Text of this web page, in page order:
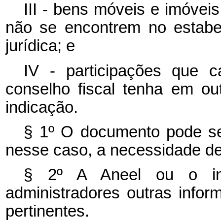
III - bens móveis e
não se encontrem no
jurídica; e
IV - participações que
conselho fiscal tenha em
indicação.
§ 1º O documento pode
nesse caso, a necessidade
§ 2º A Aneel ou o
administradores outras
pertinentes.